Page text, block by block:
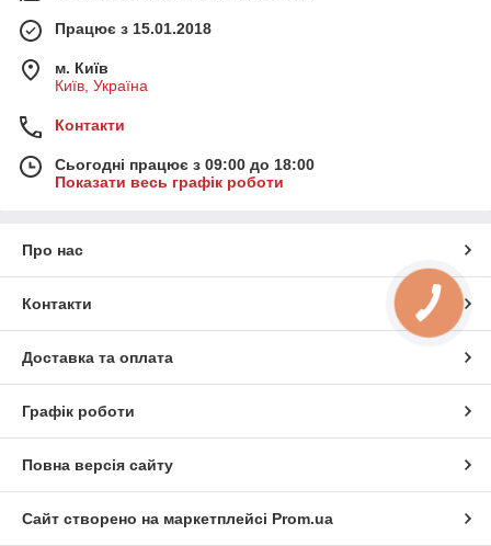
Працює з 15.01.2018
м. Київ
Київ, Україна
Контакти
Сьогодні працює з 09:00 до 18:00
Показати весь графік роботи
Про нас
Контакти
Доставка та оплата
Графік роботи
Повна версія сайту
Сайт створено на маркетплейсі Prom.ua